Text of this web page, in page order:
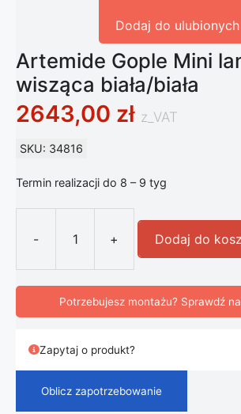
Dodaj do ulubionych
Artemide Gople Mini
wisząca biała/biała
2643,00 zł z_VAT
SKU: 34816
Termin realizacji do 8 – 9 tyg
-
ilość Artemide
+ Dodaj do
Potrzebujesz montażu? Sprawdź
Zapytaj o produkt?
Oblicz zapotrzebowanie